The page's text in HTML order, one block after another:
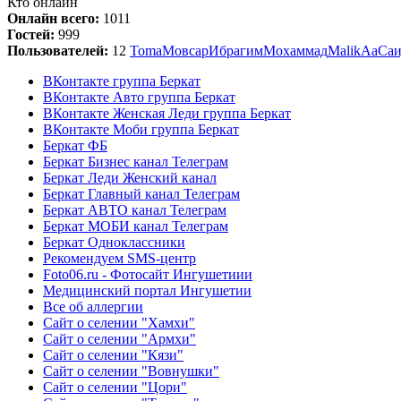
Онлайн всего: 1011
Гостей: 999
Пользователей: 12 TomaМовсарИбрагимМохаммадMalikАа
ВКонтакте группа Беркат
ВКонтакте Авто группа Беркат
ВКонтакте Женская Леди группа Беркат
ВКонтакте Моби группа Беркат
Беркат ФБ
Беркат Бизнес канал Телеграм
Беркат Леди Женский канал
Беркат Главный канал Телеграм
Беркат АВТО канал Телеграм
Беркат МОБИ канал Телеграм
Беркат Одноклассники
Рекомендуем SMS-центр
Foto06.ru - Фотосайт Ингушетиии
Медицинский портал Ингушетии
Все об аллергии
Сайт о селении "Хамхи"
Сайт о селении "Армхи"
Сайт о селении "Кязи"
Сайт о селении "Вовнушки"
Сайт о селении "Цори"